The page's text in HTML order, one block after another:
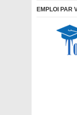
EMPLOI PAR